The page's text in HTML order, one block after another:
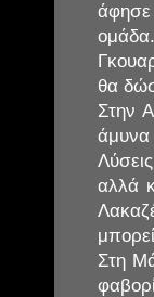
άφησε
θα
Στην
αλλά
Στη